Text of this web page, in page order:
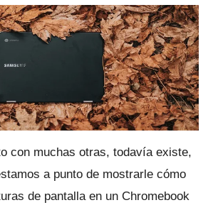
con muchas otras, todavía existe,
a punto de mostrarle cómo
de pantalla en un Chromebook